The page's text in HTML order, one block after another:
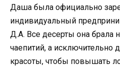
Даша была официально
индивидуальный
Д.А. Все десерты она брала
чаепитий, а исключительно
красоты, чтобы повышать